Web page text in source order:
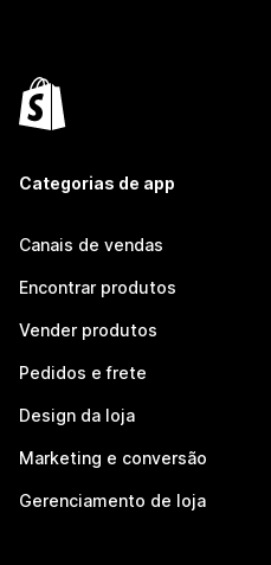
Categorias de app
Canais de vendas
Encontrar produtos
Vender produtos
Pedidos e frete
Design da loja
Marketing e conversão
Gerenciamento de loja